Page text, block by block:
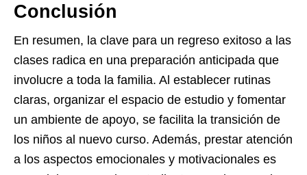
Conclusión
En resumen, la clave para un regreso exitoso a las
clases radica en una preparación anticipada que
involucre a toda la familia. Al establecer rutinas
claras, organizar el espacio de estudio y fomentar
un ambiente de apoyo, se facilita la transición de
los niños al nuevo curso. Además, prestar atención
a los aspectos emocionales y motivacionales es